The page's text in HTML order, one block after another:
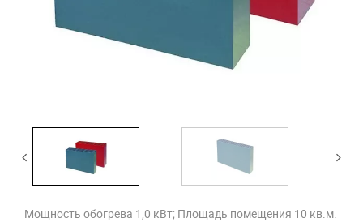
Мощность обогрева 1,0 кВт; Площадь помещения 10 кв.м.